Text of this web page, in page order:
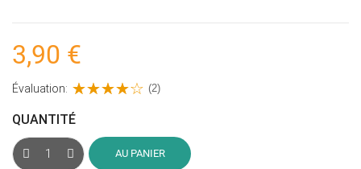
3,90 €
Évaluation: (2)
QUANTITÉ
AU PANIER